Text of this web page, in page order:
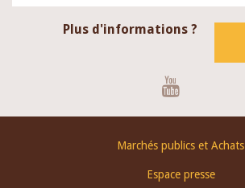
Plus d'informations ?
Marchés publics et Achats
Espace presse